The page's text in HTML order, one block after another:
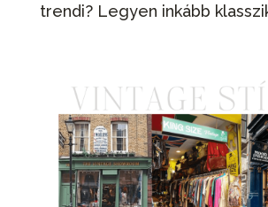
trendi? Legyen inkább